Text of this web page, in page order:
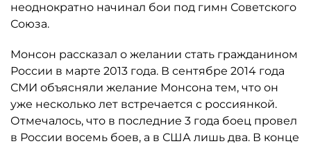
неоднократно начинал бои под гимн Советского
Союза.
Монсон рассказал о желании стать гражданином
России в марте 2013 года. В сентябре 2014 года
СМИ объясняли желание Монсона тем, что он
уже несколько лет встречается с россиянкой.
Отмечалось, что в последние 3 года боец провел
в России восемь боев, а в США лишь два. В конце